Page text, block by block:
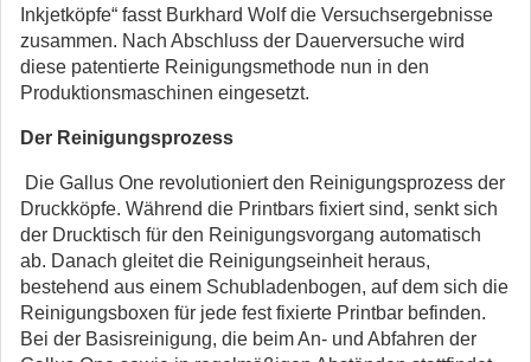
Inkjetköpfe“ fasst Burkhard Wolf die Versuchsergebnisse
zusammen. Nach Abschluss der Dauerversuche wird
diese patentierte Reinigungsmethode nun in den
Produktionsmaschinen eingesetzt.
Der Reinigungsprozess
Die Gallus One revolutioniert den Reinigungsprozess der
Druckköpfe. Während die Printbars fixiert sind, senkt sich
der Drucktisch für den Reinigungsvorgang automatisch
ab. Danach gleitet die Reinigungseinheit heraus,
bestehend aus einem Schubladenbogen, auf dem sich die
Reinigungsboxen für jede fest fixierte Printbar befinden.
Bei der Basisreinigung, die beim An- und Abfahren der